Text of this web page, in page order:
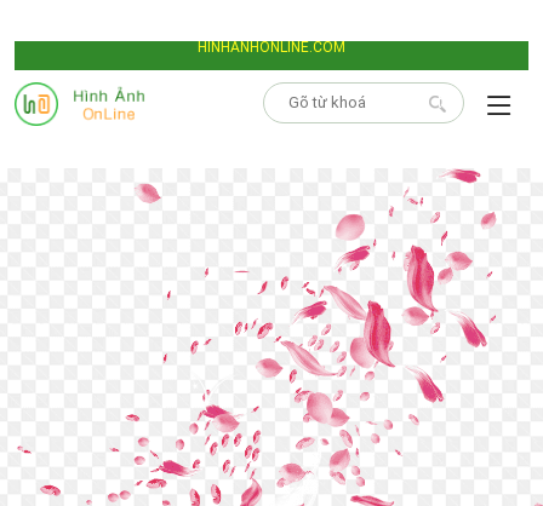
HINHANHONLINE.COM